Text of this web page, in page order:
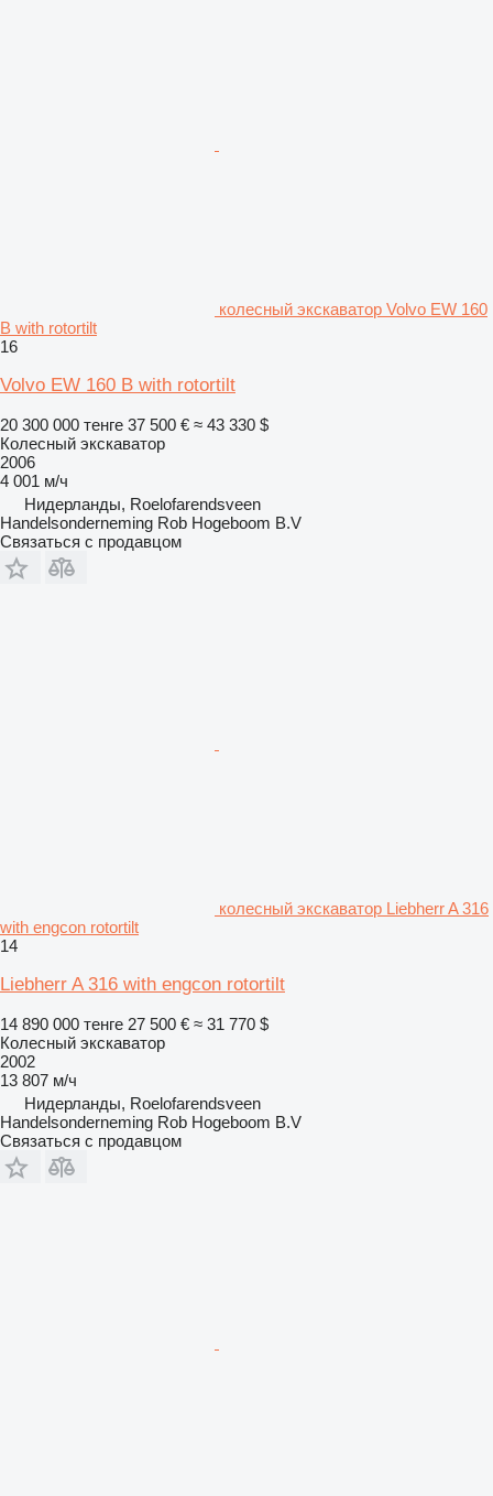
колесный экскаватор Volvo EW 160
B with rotortilt
16
Volvo EW 160 B with rotortilt
20 300 000 тенге 37 500 € ≈ 43 330 $
Колесный экскаватор
2006
4 001 м/ч
Нидерланды, Roelofarendsveen
Handelsonderneming Rob Hogeboom B.V
Связаться с продавцом
колесный экскаватор Liebherr A 316
with engcon rotortilt
14
Liebherr A 316 with engcon rotortilt
14 890 000 тенге 27 500 € ≈ 31 770 $
Колесный экскаватор
2002
13 807 м/ч
Нидерланды, Roelofarendsveen
Handelsonderneming Rob Hogeboom B.V
Связаться с продавцом